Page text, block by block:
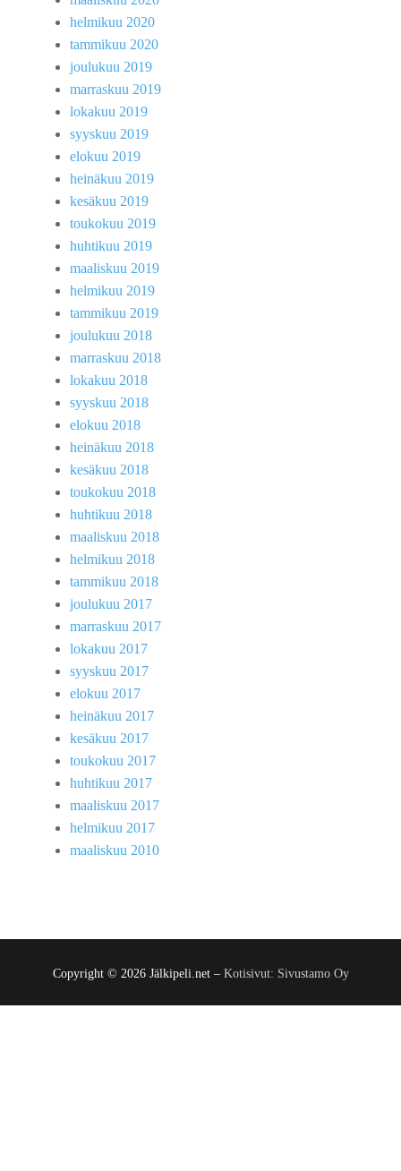
helmikuu 2020
tammikuu 2020
joulukuu 2019
marraskuu 2019
lokakuu 2019
syyskuu 2019
elokuu 2019
heinäkuu 2019
kesäkuu 2019
toukokuu 2019
huhtikuu 2019
maaliskuu 2019
helmikuu 2019
tammikuu 2019
joulukuu 2018
marraskuu 2018
lokakuu 2018
syyskuu 2018
elokuu 2018
heinäkuu 2018
kesäkuu 2018
toukokuu 2018
huhtikuu 2018
maaliskuu 2018
helmikuu 2018
tammikuu 2018
joulukuu 2017
marraskuu 2017
lokakuu 2017
syyskuu 2017
elokuu 2017
heinäkuu 2017
kesäkuu 2017
toukokuu 2017
huhtikuu 2017
maaliskuu 2017
helmikuu 2017
maaliskuu 2010
Copyright © 2026 Jälkipeli.net – Kotisivut: Sivustamo Oy